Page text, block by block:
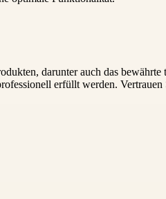
darunter auch das
erfüllt werden.